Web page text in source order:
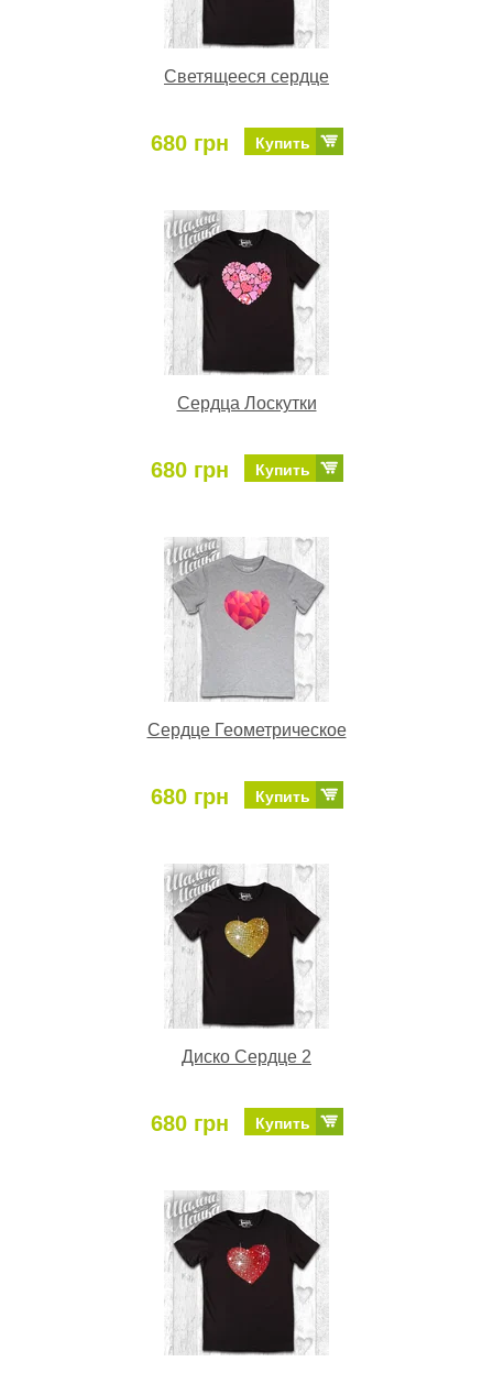
Светящееся сердце
680 грн Купить
Сердца Лоскутки
680 грн Купить
Сердце Геометрическое
680 грн Купить
Диско Сердце 2
680 грн Купить